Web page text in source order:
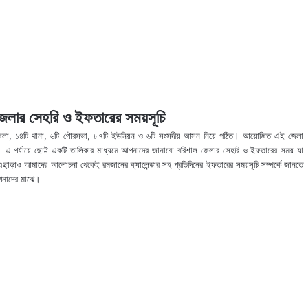
সেহরি ও ইফতারের সময়সূচি
১৪টি থানা, ৬টি পৌরসভা, ৮৭টি ইউনিয়ন ও ৬টি সংসদীয় আসন নিয়ে গঠিত। আয়োজিত এই জেলা
পর্যায়ে ছোট্ট একটি তালিকার মাধ্যমে আপনাদের জানাবো বরিশাল জেলার সেহরি ও ইফতারের সময় যা
আমাদের আলোচনা থেকেই রমজানের ক্যালেন্ডার সহ প্রতিদিনের ইফতারের সময়সূচি সম্পর্কে জানতে
মাঝে।